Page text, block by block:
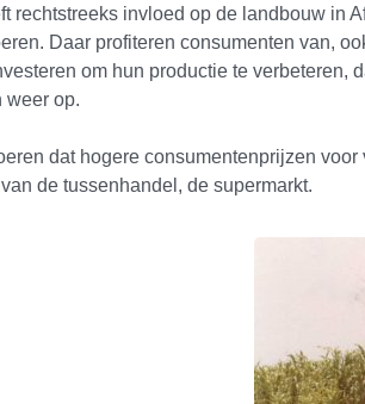
rechtstreeks invloed op de landbouw in
Daar profiteren consumenten van,
om hun productie te verbeteren,
weer op.
dat hogere consumentenprijzen
de tussenhandel, de supermarkt.